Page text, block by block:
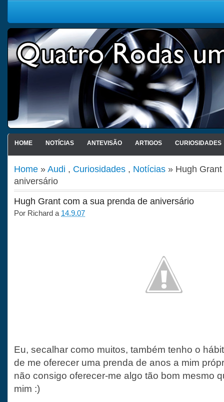
HOME NOTÍCIAS ANTEVISÃO ARTIGOS CURIOSIDADES
Home »Audi , Curiosidades , Notícias » Hugh
aniversário
Hugh Grant com a sua prenda de aniversário
Por Richard a 14.9.07
Eu, secalhar como muitos, também tenho o
de me oferecer uma prenda de anos a mim
não consigo oferecer-me algo tão bom mesmo
mim :)